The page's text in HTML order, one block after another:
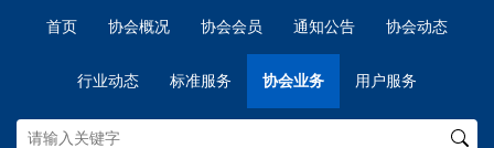
首页 协会概况 协会会员 通知公告 协会动态
行业动态 标准服务 协会业务 用户服务